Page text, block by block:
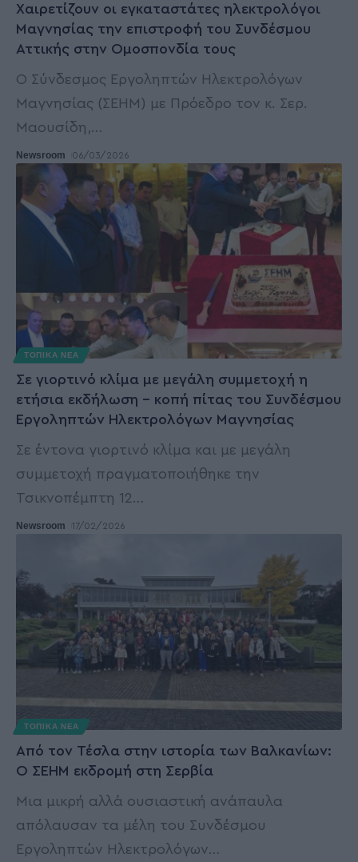
Χαιρετίζουν οι εγκαταστάτες ηλεκτρολόγοι
Μαγνησίας την επιστροφή του Συνδέσμου
Αττικής στην Ομοσπονδία τους
Ο Σύνδεσμος Εργοληπτών Ηλεκτρολόγων
Μαγνησίας (ΣΕΗΜ) με Πρόεδρο τον κ. Σερ.
Μαουσίδη,
Newsroom 06/03/2026
ΤΟΠΙΚΑ ΝΕΑ
Σε γιορτινό κλίμα με μεγάλη συμμετοχή η
ετήσια εκδήλωση – κοπή πίτας του Συνδέσμου
Εργοληπτών Ηλεκτρολόγων Μαγνησίας
Σε έντονα γιορτινό κλίμα και με μεγάλη
συμμετοχή πραγματοποιήθηκε την
Τσικνοπέμπτη 12…
Newsroom 17/02/2026
ΤΟΠΙΚΑ ΝΕΑ
Από τον Τέσλα στην ιστορία των Βαλκανίων:
Ο ΣΕΗΜ εκδρομή στη Σερβία
Μια μικρή αλλά ουσιαστική ανάπαυλα
απόλαυσαν τα μέλη του Συνδέσμου
Εργοληπτών Ηλεκτρολόγων…